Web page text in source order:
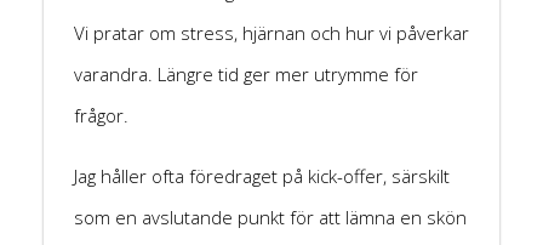
Vi pratar om stress, hjärnan och hur vi påverkar
varandra. Längre tid ger mer utrymme för
frågor.
Jag håller ofta föredraget på kick-offer, särskilt
som en avslutande punkt för att lämna en skön